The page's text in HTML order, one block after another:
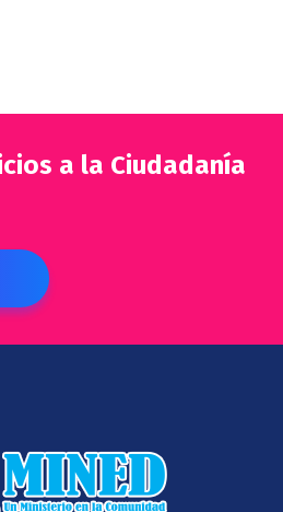
a la Ciudadanía